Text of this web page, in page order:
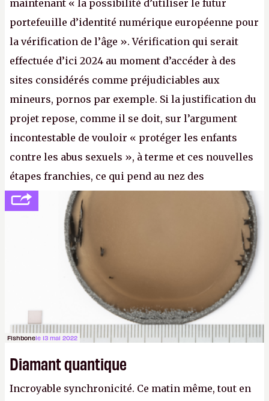
maintenant « la possibilité d’utiliser le futur
portefeuille d’identité numérique européenne pour
la vérification de l’âge ». Vérification qui serait
effectuée d’ici 2024 au moment d’accéder à des
sites considérés comme préjudiciables aux
mineurs, pornos par exemple. Si la justification du
projet repose, comme il se doit, sur l’argument
incontestable de vouloir « protéger les enfants
contre les abus sexuels », à terme et ces nouvelles
étapes franchies, ce qui pend au nez des
internautes est à n'en point douter la mise en place
de l’identification obligatoire pour se connecter au
http://cpc.cx/AH432N1
- Crédit photo : Pexels -
Fishbonele 13 mai 2022
Diamant quantique
Incroyable synchronicité. Ce matin même, tout en